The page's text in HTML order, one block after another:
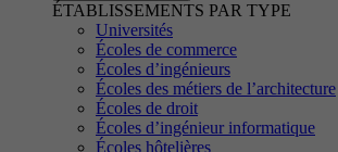
ÉTABLISSEMENTS PAR TYPE
Universités
Écoles de commerce
Écoles d’ingénieurs
Écoles des métiers de l’architecture
Écoles de droit
Écoles d’ingénieur informatique
Écoles hôtelières